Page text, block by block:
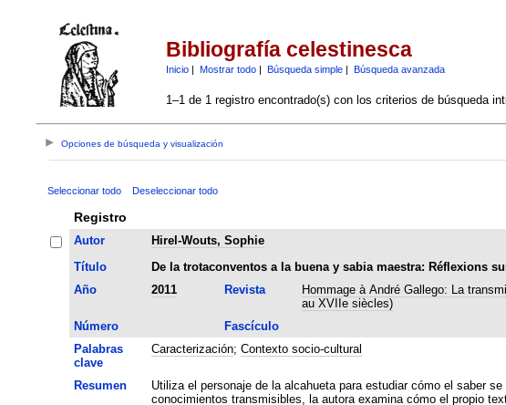
Bibliografía celestinesca
Inicio| Mostrar todo| Búsqueda simple| Búsqueda avanzada
1–1 de 1 registro encontrado(s) con los criterios de búsqueda
Opciones de búsqueda y visualización
Seleccionar todo Deseleccionar todo
Registro
Autor
Hirel-Wouts, Sophie
Título
De la trotaconventos a la buena y sabia maestra: Réflexions
Año
2011 Revista
Hommage à André Gallego: La
au XVIIe siècles)
Número Fascículo
Palabras
clave
Caracterización; Contexto socio-cultural
Resumen
Utiliza el personaje de la alcahueta para estudiar cómo el saber
conocimientos transmisibles, la autora examina cómo el propio